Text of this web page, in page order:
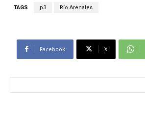
TAGS p3 Río Arenales
Facebook X